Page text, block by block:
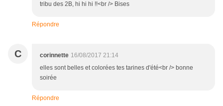
tribu des 2B, hi hi hi !!<br /> Bises
Répondre
C corinnette 16/08/2017 21:14
elles sont belles et colorées tes tarines d'été<br /> bonne
soirée
Répondre